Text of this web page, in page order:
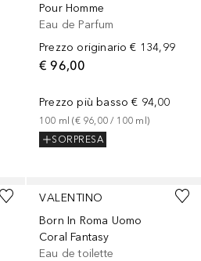
Pour Homme
Eau de Parfum
Prezzo originario € 134,99
€ 96,00
Prezzo più basso € 94,00
100 ml (€ 96,00 / 100 ml)
SORPRESA
VALENTINO
Born In Roma Uomo
Coral Fantasy
Eau de toilette